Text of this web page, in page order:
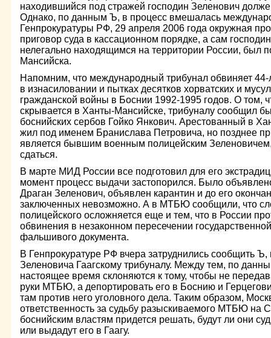
находившийся под стражей господин Зеленович
Однако, по данным Ъ, в процесс вмешалась
Генпрокуратуры РФ, 29 апреля 2006 года окружная
приговор суда в кассационном порядке, а сам
нелегально находящимся на территории России,
Мансийска.
Напомним, что международный трибунал обвиняет 44-
в изнасиловании и пытках десятков хорватских и
гражданской войны в Боснии 1992-1995 годов. О том,
скрывается в Ханты-Мансийске, трибуналу сообщил
боснийских сербов Гойко Янкович. Арестованный в
жил под именем Бранислава Петровича, но позднее
является бывшим военным полицейским
сдаться.
В марте МИД России все подготовил для его
момент процесс выдачи застопорился. Было
Драган Зеленович, объявлен карантин и до его
заключенных невозможно. А в МТБЮ сообщили, что
полицейского осложняется еще и тем, что в России
обвинения в незаконном пересечении
фальшивого документа.
В Генпрокуратуре РФ вчера затруднились сообщить Ъ,
Зеленовича Гаагскому трибуналу. Между тем, по
настоящее время склоняются к тому, чтобы не
руки МТБЮ, а депортировать его в Боснию и
там против него уголовного дела. Таким образом,
ответственность за судьбу разыскиваемого МТБЮ на
боснийским властям придется решать, будут ли они
или выдадут его в Гаагу.